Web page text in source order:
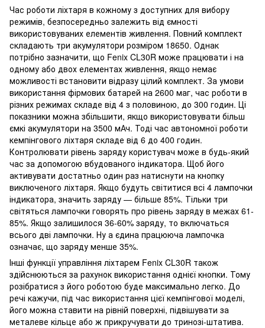
Час роботи ліхтаря в кожному з доступних для вибору
режимів, безпосередньо залежить від ємності
використовуваних елементів живлення. Повний комплект
складають три акумулятори розміром 18650. Однак
потрібно зазначити, що Fenix CL30R може працювати і на
одному або двох елементах живлення, якщо немає
можливості встановити відразу цілий комплект. За умови
використання фірмових батарей на 2600 маг, час роботи в
різних режимах складе від 4 з половиною, до 300 годин. Ці
показники можна збільшити, якщо використовувати більш
ємкі акумулятори на 3500 мАч. Тоді час автономної роботи
кемпінгового ліхтаря складе від 6 до 400 годин.
Контролювати рівень заряду користувач може в будь-який
час за допомогою вбудованого індикатора. Щоб його
активувати достатньо один раз натиснути на кнопку
виключеного ліхтаря. Якщо будуть світитися всі 4 лампочки
індикатора, значить заряду — більше 85%. Тільки три
світяться лампочки говорять про рівень заряду в межах 61-
85%. Якщо залишилося 36-60% заряду, то включаться
всього дві лампочки. Ну а єдина працююча лампочка
означає, що заряду менше 35%.
Інші функції управління ліхтарем Fenix CL30R також
здійснюються за рахунок використання однієї кнопки. Тому
розібратися з його роботою буде максимально легко. До
речі кажучи, під час використання цієї кемпінгової моделі,
його можна ставити на рівній поверхні, підвішувати за
металеве кільце або ж прикручувати до тринозі-штатива.